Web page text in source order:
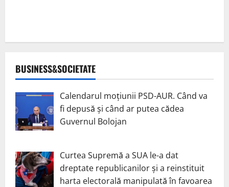
BUSINESS&SOCIETATE
Calendarul moțiunii PSD-AUR. Când va
fi depusă și când ar putea cădea
Guvernul Bolojan
Curtea Supremă a SUA le-a dat
dreptate republicanilor și a reinstituit
harta electorală manipulată în favoarea